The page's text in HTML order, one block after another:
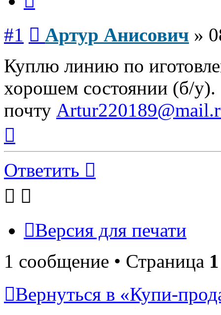
#1 Артур Анисович »
Куплю линию по
хорошем состоянии (б/у).
почту
началу
Ответить
Версия для печати
1 сообщение • Страница 1
Вернуться в «Купи-